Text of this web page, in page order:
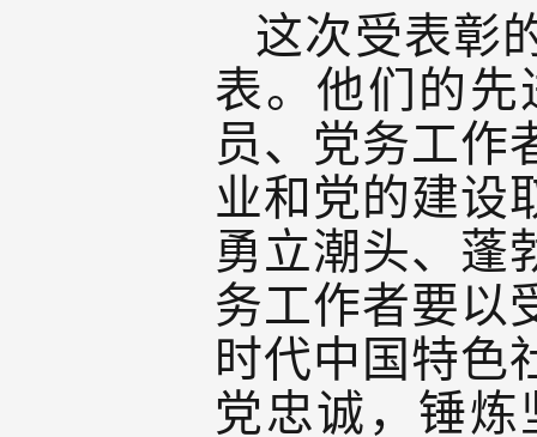
这次受表彰
表。他们的
员、党务工作
业和党的建设
勇立潮头、蓬
务工作者要以
时代中国特色
党忠诚，锤